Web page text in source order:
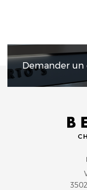
Demander